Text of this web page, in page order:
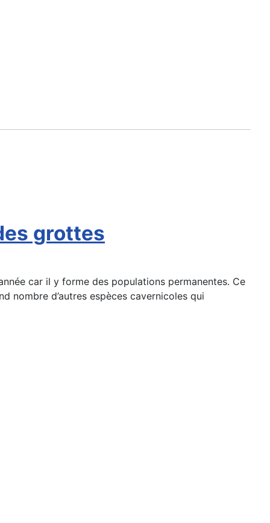
grottes
car il y forme des populations permanentes. Ce
nombre d’autres espèces cavernicoles qui